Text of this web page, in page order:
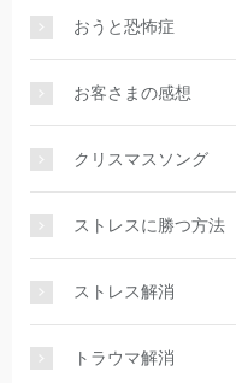
おうと恐怖症
お客さまの感想
クリスマスソング
ストレスに勝つ方法
ストレス解消
トラウマ解消